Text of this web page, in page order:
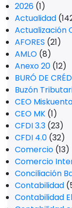
2026 (1)
Actualidad
Actualización
AFORES (21)
AMLO (8)
Anexo 20 (12)
BURÓ DE
Buzón
CEO
CEO MK (1)
CFDI 3.3 (23)
CFDI 4.0 (32)
Comercio (13)
Comercio
Conciliación
Contabilidad
Contabilidad